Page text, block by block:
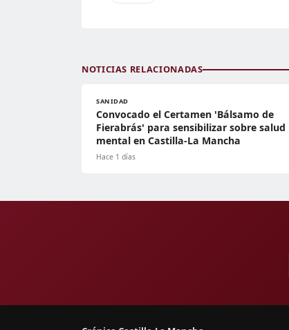
NOTICIAS RELACIONADAS
SANIDAD
Convocado el Certamen 'Bálsamo de
Fierabrás' para sensibilizar sobre salud
mental en Castilla-La Mancha
Hace 1 días